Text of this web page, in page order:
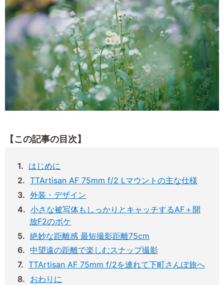
【この記事の目次】
はじめに
TTArtisan AF 75mm f/2 Lマウントの主な仕様
外装・デザイン
小さな被写体もしっかりとキャッチするAF＋開
放F2のボケ
絶妙な距離感 最短撮影距離75cm
中望遠の距離で楽しむスナップ撮影
TTArtisan AF 75mm f/2を連れて下町さんぽ旅へ
おわりに